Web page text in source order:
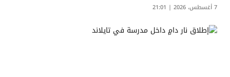
7 أغسطس، 2026 | 21:01